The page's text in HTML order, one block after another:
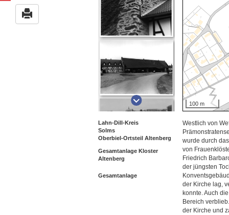
100 m
Lahn-Dill-Kreis
Solms
Oberbiel-Ortsteil Altenberg
Gesamtanlage Kloster
Altenberg
Gesamtanlage
Westlich von
wurde durch
von
Friedrich
der jüngsten
der Kirche lag,
konnte. Auch
Bereich
der Kirche und